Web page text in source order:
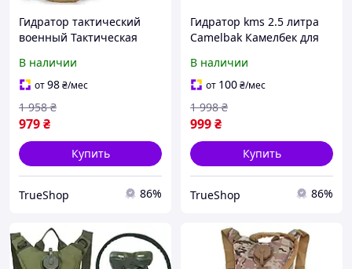
Гидратор тактический
военный Тактическая
рюкзак-гидратор
флектарн для воды 2.5л
tru
В наличии
от98₴/мес
979₴
1 958 ₴
Купить
TrueShop 86%
Гидратор kms 2.5 литра
Camelbak Камелбек для
тактический
туристический для
страйкбола и бега tru
В наличии
от 100₴/мес
999₴
1 998 ₴
Купить
TrueShop 86%